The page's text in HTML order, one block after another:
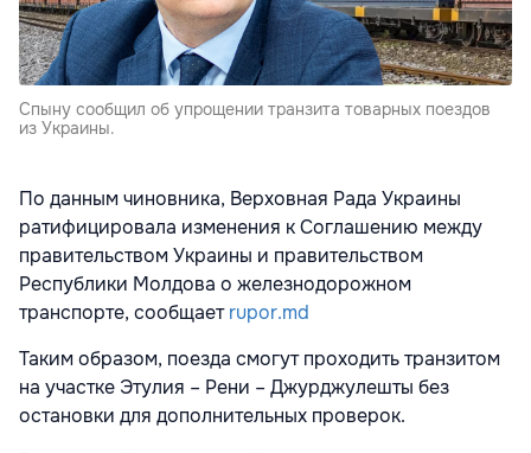
Спыну сообщил об упрощении транзита товарных поездов
из Украины.
По данным чиновника, Верховная Рада Украины
ратифицировала изменения к Соглашению между
правительством Украины и правительством
Республики Молдова о железнодорожном
транспорте, сообщаетrupor.md
Таким образом, поезда смогут проходить транзитом
на участке Этулия – Рени – Джурджулешты без
остановки для дополнительных проверок.